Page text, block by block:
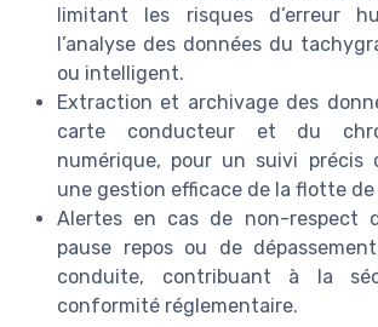
limitant les risques d’erreur
l’analyse des données du
ou intelligent.
Extraction et archivage des
carte conducteur et du
numérique, pour un suivi précis
une gestion efficace de la flotte
Alertes en cas de non-respect
pause repos ou de
conduite, contribuant à la
conformité réglementaire.